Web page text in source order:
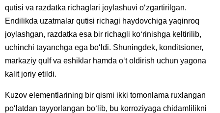
qutisi va razdatka richaglari joylashuvi oʻzgartirilgan.
Endilikda uzatmalar qutisi richagi haydovchiga yaqinroq
joylashgan, razdatka esa bir richagli koʻrinishga keltirilib,
uchinchi tayanchga ega boʻldi. Shuningdek, konditsioner,
markaziy qulf va eshiklar hamda oʻt oldirish uchun yagona
kalit joriy etildi.
Kuzov elementlarining bir qismi ikki tomonlama ruxlangan
poʻlatdan tayyorlangan boʻlib, bu korroziyaga chidamlilikni